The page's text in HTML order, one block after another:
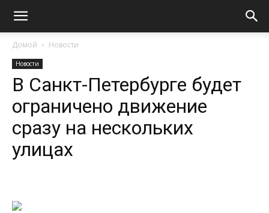
Домой Новости
Новости
В Санкт-Петербурге будет
ограничено движение
сразу на нескольких
улицах